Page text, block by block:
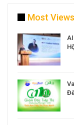
Most Views